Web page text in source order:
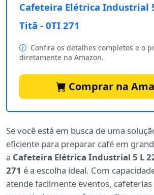
Cafeteira Elétrica Industrial
Titã - 0TI 271
Confira os detalhes completos e o
diretamente na Amazon.
Comprar na
Se você está em busca de uma
eficiente para preparar café em
a Cafeteira Elétrica Industrial 5 L
271 é a escolha ideal. Com
atende facilmente eventos,